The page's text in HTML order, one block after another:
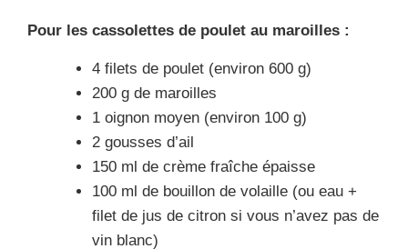
Pour les cassolettes de poulet au maroilles :
4 filets de poulet (environ 600 g)
200 g de maroilles
1 oignon moyen (environ 100 g)
2 gousses d’ail
150 ml de crème fraîche épaisse
100 ml de bouillon de volaille (ou eau +
filet de jus de citron si vous n’avez pas de
vin blanc)